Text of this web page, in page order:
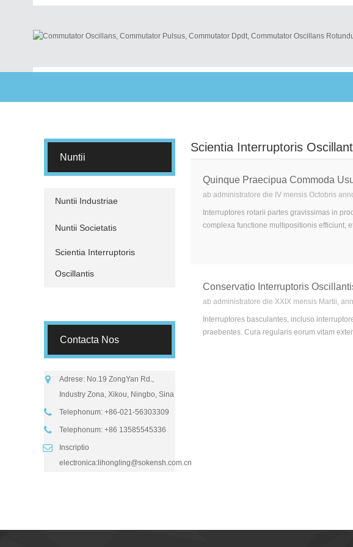
Nuntii
Nuntii Industriae
Nuntii Societatis
Scientia Interruptoris
Oscillantis
Contacta Nos
Adrese: No.19 ZongYan Rd.,
Industry Zona, Xikou, Ningbo, Sina
Telephonum: +86-021-56303309
Telephonum: +86 13585545336
Inscriptio
electronica: lihongling@sokensh.com.cn
Scientia Interruptoris
Quinque Praecipua Commoda
ab administratore die IV mensis Octobris
Interruptores rotarii partes gravissimas in
complexa functione multipositionis efficiunt,
Conservatio Interruptoris
ab administratore die XXIX mensis Martii,
Interruptores basculantes, incluso
praebentes. Cura regularis eorum vitam